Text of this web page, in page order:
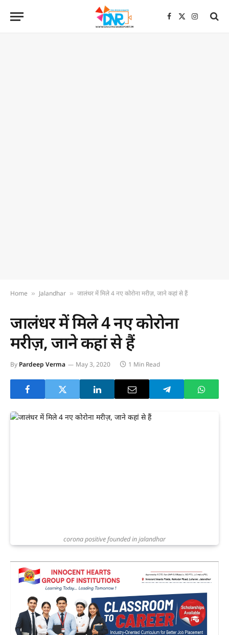
Facebook
X
Home » Jalandhar » जालंधर में मिले 4 नए कोरोना मरीज़, जाने कहां से हैं
जालंधर में मिले 4 नए कोरोना
मरीज़, जाने कहां से हैं
By Pardeep Verma May 3, 2020 1 Min Read
corona positive founded in jalandhar